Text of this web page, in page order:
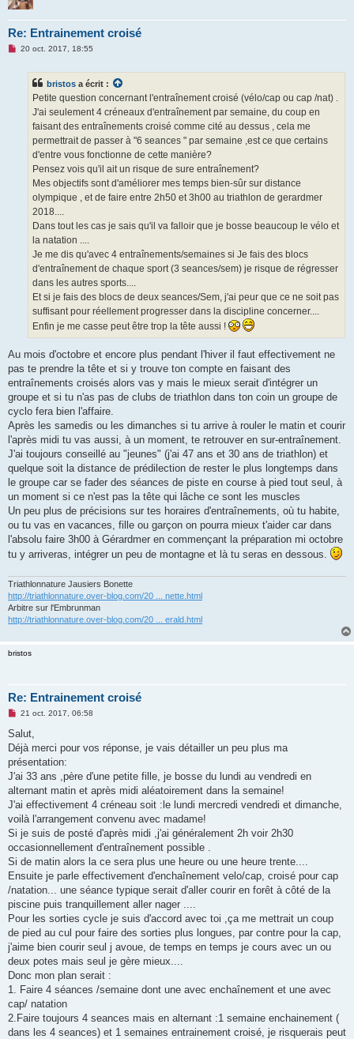
Re: Entrainement croisé
M20 oct. 2017, 18:55
bristos a écrit :
Petite question concernant l'entraînement croisé (vélo/cap ou cap /nat) .
J'ai seulement 4 créneaux d'entraînement par semaine, du coup en
faisant des entraînements croisé comme cité au dessus , cela me
permettrait de passer à "6 seances " par semaine ,est ce que certains
d'entre vous fonctionne de cette manière?
Pensez vois qu'il ait un risque de sure entraînement?
Mes objectifs sont d'améliorer mes temps bien-sûr sur distance
olympique , et de faire entre 2h50 et 3h00 au triathlon de gerardmer
2018....
Dans tout les cas je sais qu'il va falloir que je bosse beaucoup le vélo et
la natation ....
Je me dis qu'avec 4 entraînements/semaines si Je fais des blocs
d'entraînement de chaque sport (3 seances/sem) je risque de régresser
dans les autres sports....
Et si je fais des blocs de deux seances/Sem, j'ai peur que ce ne soit pas
suffisant pour réellement progresser dans la discipline concerner....
Enfin je me casse peut être trop la tête aussi !
Au mois d'octobre et encore plus pendant l'hiver il faut effectivement ne
pas te prendre la tête et si y trouve ton compte en faisant des
entraînements croisés alors vas y mais le mieux serait d'intégrer un
groupe et si tu n'as pas de clubs de triathlon dans ton coin un groupe de
cyclo fera bien l'affaire.
Après les samedis ou les dimanches si tu arrive à rouler le matin et courir
l'après midi tu vas aussi, à un moment, te retrouver en sur-entraînement.
J'ai toujours conseillé au "jeunes" (j'ai 47 ans et 30 ans de triathlon) et
quelque soit la distance de prédilection de rester le plus longtemps dans
le groupe car se fader des séances de piste en course à pied tout seul, à
un moment si ce n'est pas la tête qui lâche ce sont les muscles
Un peu plus de précisions sur tes horaires d'entraînements, où tu habite,
ou tu vas en vacances, fille ou garçon on pourra mieux t'aider car dans
l'absolu faire 3h00 à Gérardmer en commençant la préparation mi octobre
tu y arriveras, intégrer un peu de montagne et là tu seras en dessous.
Triathlonnature Jausiers Bonette
http://triathlonnature.over-blog.com/20 ... nette.html
Arbitre sur l'Embrunman
http://triathlonnature.over-blog.com/20 ... erald.html
bristos
Re: Entrainement croisé
M
s
a
g
n
o
l
u
21 oct. 2017, 06:58
Salut,
Déjà merci pour vos réponse, je vais détailler un peu plus ma
présentation:
J'ai 33 ans ,père d'une petite fille, je bosse du lundi au vendredi en
alternant matin et après midi aléatoirement dans la semaine!
J'ai effectivement 4 créneau soit :le lundi mercredi vendredi et dimanche,
voilà l'arrangement convenu avec madame!
Si je suis de posté d'après midi ,j'ai généralement 2h voir 2h30
occasionnellement d'entraînement possible .
Si de matin alors la ce sera plus une heure ou une heure trente....
Ensuite je parle effectivement d'enchaînement velo/cap, croisé pour cap
/natation... une séance typique serait d'aller courir en forêt à côté de la
piscine puis tranquillement aller nager ....
Pour les sorties cycle je suis d'accord avec toi ,ça me mettrait un coup
de pied au cul pour faire des sorties plus longues, par contre pour la cap,
j'aime bien courir seul j avoue, de temps en temps je cours avec un ou
deux potes mais seul je gère mieux....
Donc mon plan serait :
1. Faire 4 séances /semaine dont une avec enchaînement et une avec
cap/ natation
2.Faire toujours 4 seances mais en alternant :1 semaine enchainement (
dans les 4 seances) et 1 semaines entrainement croisé, je risquerais peut